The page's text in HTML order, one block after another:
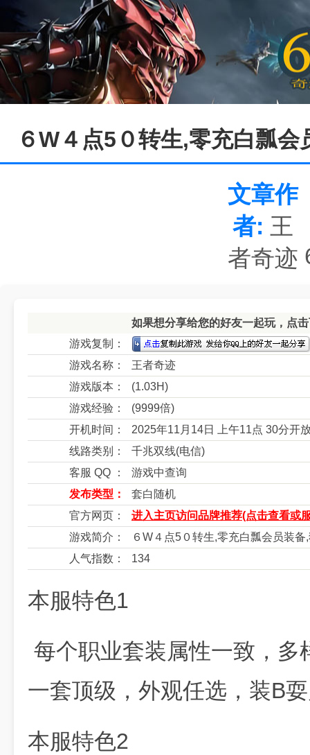
６W４点5０转生,零充白瓢
文章作
者: 王
者奇迹
如果想分享给您的好友一起玩，点
游戏复制：
游戏名称：
王者奇迹
游戏版本：
(1.03H)
游戏经验：
(9999倍)
开机时间：
2025年11月14日 上午11点 30分开
线路类别：
千兆双线(电信)
客服 QQ ：
游戏中查询
发布类型：
套白随机
官方网页：
进入主页访问品牌推荐(点击查看或
游戏简介：
６W４点5０转生,零充白瓢会员装
人气指数：
134
本服特色1
每个职业套装属性一致，多
一套顶级，外观任选，装B
本服特色2